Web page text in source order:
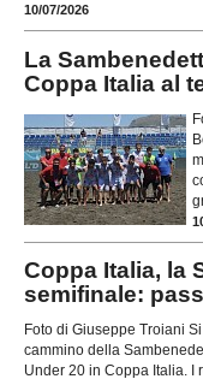
10/07/2026
La
Coppa Italia al
Coppa Italia, la
semifinale:
Foto di Giuseppe Troiani
cammino della
Under 20 in Coppa Italia. I